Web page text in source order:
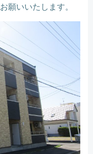
願いいたします。